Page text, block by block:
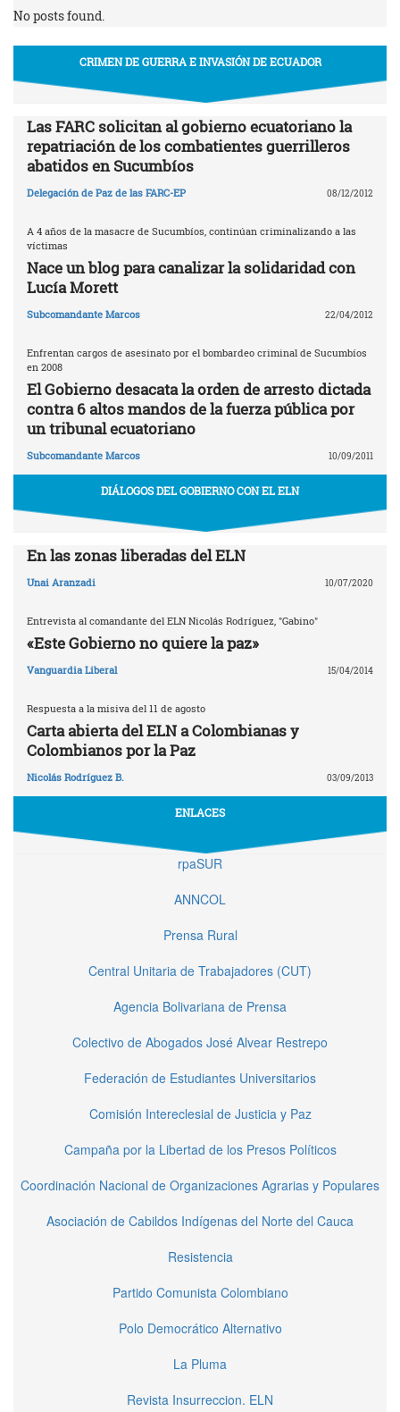
No posts found.
CRIMEN DE GUERRA E INVASIÓN DE ECUADOR
Las FARC solicitan al gobierno ecuatoriano la
repatriación de los combatientes guerrilleros
abatidos en Sucumbíos
Delegación de Paz de las FARC-EP 08/12/2012
A 4 años de la masacre de Sucumbíos, continúan criminalizando a las
víctimas
Nace un blog para canalizar la solidaridad con
Lucía Morett
Subcomandante Marcos 22/04/2012
Enfrentan cargos de asesinato por el bombardeo criminal de Sucumbíos
en 2008
El Gobierno desacata la orden de arresto dictada
contra 6 altos mandos de la fuerza pública por
un tribunal ecuatoriano
Subcomandante Marcos 10/09/2011
DIÁLOGOS DEL GOBIERNO CON EL ELN
En las zonas liberadas del ELN
Unai Aranzadi 10/07/2020
Entrevista al comandante del ELN Nicolás Rodríguez, "Gabino"
«Este Gobierno no quiere la paz»
Vanguardia Liberal 15/04/2014
Respuesta a la misiva del 11 de agosto
Carta abierta del ELN a Colombianas y
Colombianos por la Paz
Nicolás Rodríguez B. 03/09/2013
ENLACES
rpaSUR
ANNCOL
Prensa Rural
Central Unitaria de Trabajadores (CUT)
Agencia Bolivariana de Prensa
Colectivo de Abogados José Alvear Restrepo
Federación de Estudiantes Universitarios
Comisión Intereclesial de Justicia y Paz
Campaña por la Libertad de los Presos Políticos
Coordinación Nacional de Organizaciones Agrarias y Populares
Asociación de Cabildos Indígenas del Norte del Cauca
Resistencia
Partido Comunista Colombiano
Polo Democrático Alternativo
La Pluma
Revista Insurreccion. ELN